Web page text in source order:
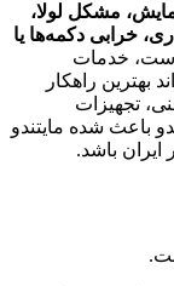
مشکل لولا،
خرابی دکمه‌ها یا
خدمات
بهترین راهکار
تجهیزات
باعث شده مایتندو
ایران باشد.